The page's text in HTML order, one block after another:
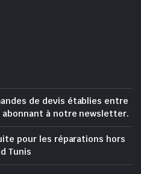
de devis établies entre
abonnant à notre newsletter.
pour les réparations hors
Tunis